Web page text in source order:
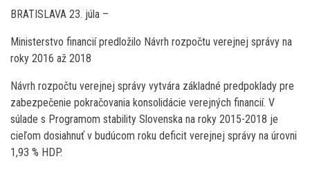
BRATISLAVA 23. júla –
Ministerstvo financií predložilo Návrh rozpočtu verejnej správy na
roky 2016 až 2018
Návrh rozpočtu verejnej správy vytvára základné predpoklady pre
zabezpečenie pokračovania konsolidácie verejných financií. V
súlade s Programom stability Slovenska na roky 2015-2018 je
cieľom dosiahnuť v budúcom roku deficit verejnej správy na úrovni
1,93 % HDP.